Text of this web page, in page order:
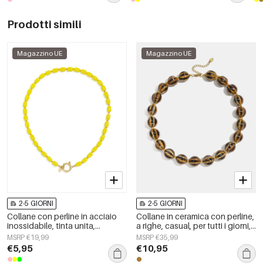
Prodotti simili
Magazzino UE
2-5 GIORNI
Collane con perline in acciaio
inossidabile, tinta unita,
semplici, serie Simple, gioielli da
donna
MSRP €19,99
€5,95
Magazzino UE
2-5 GIORNI
Collane in ceramica con perline,
a righe, casual, per tutti i giorni,
semplici, gioielli da donna
MSRP €35,99
€10,95